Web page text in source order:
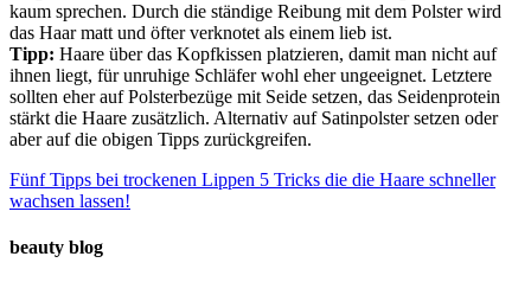
kaum sprechen. Durch die ständige Reibung mit dem Polster wird
das Haar matt und öfter verknotet als einem lieb ist.
Tipp: Haare über das Kopfkissen platzieren, damit man nicht auf
ihnen liegt, für unruhige Schläfer wohl eher ungeeignet. Letztere
sollten eher auf Polsterbezüge mit Seide setzen, das Seidenprotein
stärkt die Haare zusätzlich. Alternativ auf Satinpolster setzen oder
aber auf die obigen Tipps zurückgreifen.
Fünf Tipps bei trockenen Lippen 5 Tricks die die Haare schneller
wachsen lassen!
beauty blog